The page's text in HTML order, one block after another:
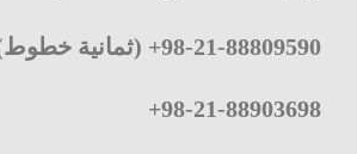
98-21-88809590
+ (ثمانية
98-21-88903698
+